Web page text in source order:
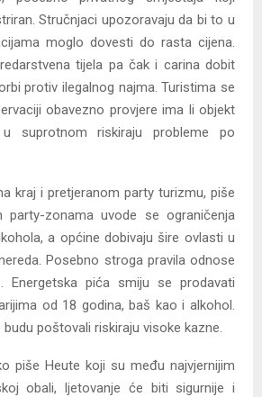
Stručnjaci upozoravaju da bi to u
moglo dovesti do rasta cijena.
tijela pa čak i carina dobit
protiv ilegalnog najma. Turistima se
obavezno provjere ima li objekt
suprotnom riskiraju probleme po
kraj i pretjeranom party turizmu, piše
party-zonama uvode se ograničenja
a općine dobivaju šire ovlasti u
Posebno stroga pravila odnose
Energetska pića smiju se prodavati
od 18 godina, baš kao i alkohol.
poštovali riskiraju visoke kazne.
piše Heute koji su među najvjernijim
obali, ljetovanje će biti sigurnije i